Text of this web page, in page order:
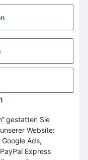
gestatten Sie
Website:
Ads,
Express
:Hosting,